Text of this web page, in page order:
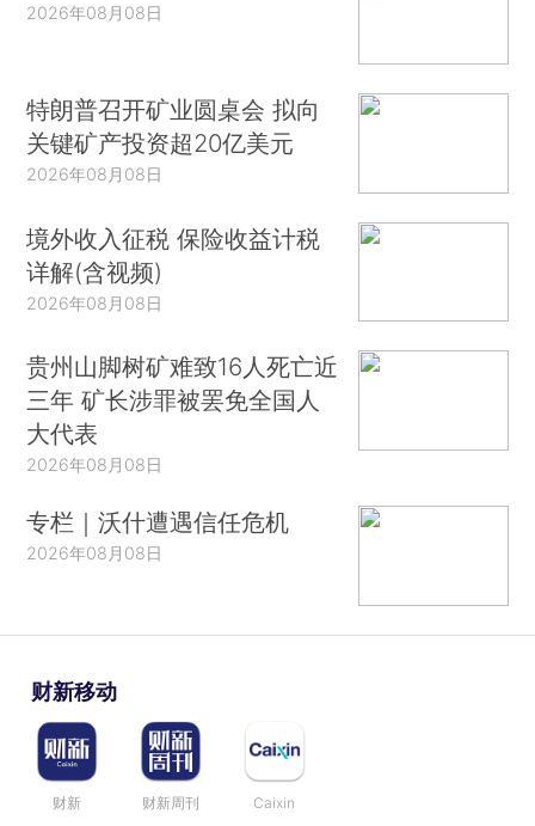
2026年08月08日
特朗普召开矿业圆桌会 拟向
关键矿产投资超20亿美元
2026年08月08日
境外收入征税 保险收益计税
详解(含视频)
2026年08月08日
贵州山脚树矿难致16人死亡近
三年 矿长涉罪被罢免全国人
大代表
2026年08月08日
专栏｜沃什遭遇信任危机
2026年08月08日
财新移动
财新 财新周刊 Caixin